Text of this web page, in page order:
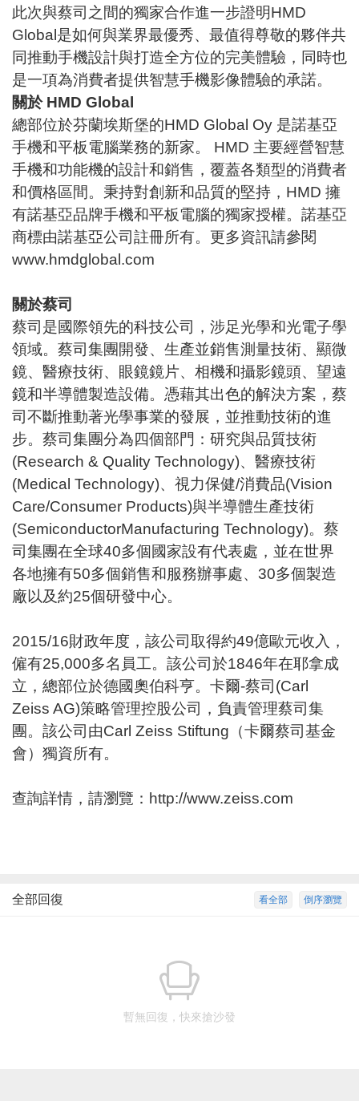
此次與蔡司之間的獨家合作進一步證明HMD
Global是如何與業界最優秀、最值得尊敬的夥伴共
同推動手機設計與打造全方位的完美體驗，同時也
是一項為消費者提供智慧手機影像體驗的承諾。
關於HMD Global
總部位於芬蘭埃斯堡的HMD Global Oy 是諾基亞
手機和平板電腦業務的新家。 HMD 主要經營智慧
手機和功能機的設計和銷售，覆蓋各類型的消費者
和價格區間。秉持對創新和品質的堅持，HMD 擁
有諾基亞品牌手機和平板電腦的獨家授權。諾基亞
商標由諾基亞公司註冊所有。更多資訊請參閱
www.hmdglobal.com
關於蔡司
蔡司是國際領先的科技公司，涉足光學和光電子學
領域。蔡司集團開發、生產並銷售測量技術、顯微
鏡、醫療技術、眼鏡鏡片、相機和攝影鏡頭、望遠
鏡和半導體製造設備。憑藉其出色的解決方案，蔡
司不斷推動著光學事業的發展，並推動技術的進
步。蔡司集團分為四個部門：研究與品質技術
(Research & Quality Technology)、醫療技術
(Medical Technology)、視力保健/消費品(Vision
Care/Consumer Products)與半導體生產技術
(SemiconductorManufacturing Technology)。蔡
司集團在全球40多個國家設有代表處，並在世界
各地擁有50多個銷售和服務辦事處、30多個製造
廠以及約25個研發中心。
2015/16財政年度，該公司取得約49億歐元收入，
僱有25,000多名員工。該公司於1846年在耶拿成
立，總部位於德國奧伯科亨。卡爾-蔡司(Carl
Zeiss AG)策略管理控股公司，負責管理蔡司集
團。該公司由Carl Zeiss Stiftung（卡爾蔡司基金
會）獨資所有。
查詢詳情，請瀏覽： http://www.zeiss.com
倒序瀏覽
看全部
全部回復
暫無回復，快來搶沙發